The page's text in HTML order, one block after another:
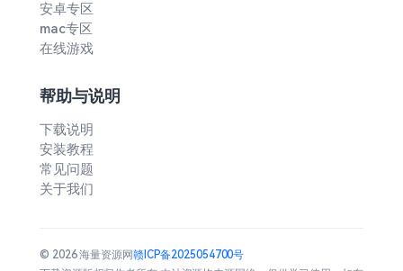
安卓专区
mac专区
在线游戏
帮助与说明
下载说明
安装教程
常见问题
关于我们
© 2026 海量资源网赣ICP备2025054700号